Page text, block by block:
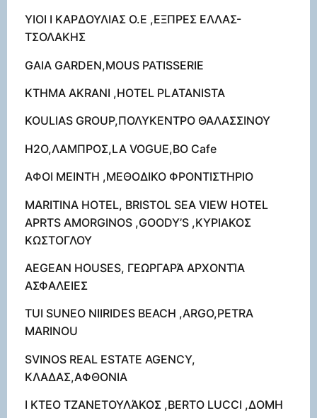
ΥΙΟΙ Ι ΚΑΡΔΟΥΛΙΑΣ Ο.Ε ,ΕΞΠΡΕΣ ΕΛΛΑΣ-
ΤΣΟΛΑΚΗΣ
GAIA GARDEN,MOUS PATISSERIE
ΚΤΗΜΑ AKRANI ,HOTEL PLATANISTA
KOULΙAS GROUP,ΠΟΛΥΚΕΝΤΡΟ ΘΑΛΑΣΣΙΝΟΥ
H2O,ΛΑΜΠΡΟΣ,LA VOGUE,BO Cafe
ΑΦΟΙ ΜΕΙΝΤΗ ,ΜΕΘΟΔΙΚΟ ΦΡΟΝΤΙΣΤΗΡΙΟ
MARITINA HOTEL, BRISTOL SEA VIEW HOTEL
APRTS AMORGINOS ,GOODY’S ,ΚΥΡΙΑΚΟΣ
ΚΩΣΤΟΓΛΟΥ
AEGEAN HOUSES, ΓΕΩΡΓΑΡΆ ΑΡΧΟΝΤΊΑ
ΑΣΦΑΛΕΙΕΣ
TUI SUNEO NIIRIDES BEACH ,ARGO,PETRA
MARINOU
SVINOS REAL ESTATE AGENCY,
ΚΛΑΔΑΣ,ΑΦΘΟΝΙΑ
Ι ΚΤΕΟ ΤΖΑΝΕΤΟΥΛΆΚΟΣ ,BERTO LUCCI ,ΔΟΜΗ